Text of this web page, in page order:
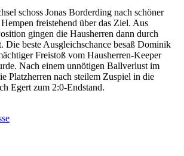
schoss Jonas Borderding nach schöner
freistehend über das Ziel. Aus
gingen die Hausherren dann durch
Die beste Ausgleichschance besaß Dominik
Freistoß vom Hausherren-Keeper
Nach einem unnötigen Ballverlust im
Platzherren nach steilem Zuspiel in die
Egert zum 2:0-Endstand.